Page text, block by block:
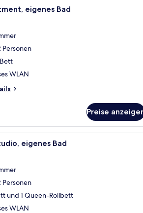
Ein modernes Badezimmer
eigenes Bad
Personen
WLAN
Preise
Ein modernes Wohnzimmer
eigenes Bad
Personen
und 1 Queen-Rollbett
WLAN